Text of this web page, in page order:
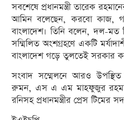
সবশেষে প্রধানমন্ত্রী তারেক
আমিন বলেছেন, করবো কাজ,
বাংলাদেশ। তিনি বলেন, দল-মত
সম্মিলিত অংশগ্রহণে একটি
বাংলাদেশ গড়ে তুলতেই সরকার
সংবাদ সম্মেলনে আরও
রুমন, এস এ এম মাহফুজুর
রনিসহ প্রধানমন্ত্রীর প্রেস টিমের